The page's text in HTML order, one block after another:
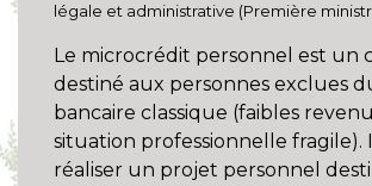
légale et administrative (Première
Le microcrédit personnel est un
destiné aux personnes exclues
bancaire classique (faibles
situation professionnelle fragile).
réaliser un projet personnel